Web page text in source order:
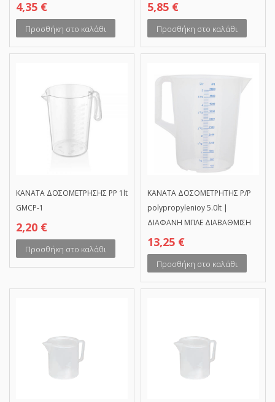
4,35 €
Προσθήκη στο καλάθι
5,85 €
Προσθήκη στο καλάθι
ΚΑΝΑΤΑ ΔΟΣΟΜΕΤΡΗΣΗΣ PP 1lt
GMCP-1
2,20 €
Προσθήκη στο καλάθι
ΚΑΝΑΤΑ ΔΟΣΟΜΕΤΡΗΤΗΣ P/P
polypropylenioy 5.0lt |
ΔΙΑΦΑΝΗ ΜΠΛΕ ΔΙΑΒΑΘΜΙΣΗ
13,25 €
Προσθήκη στο καλάθι